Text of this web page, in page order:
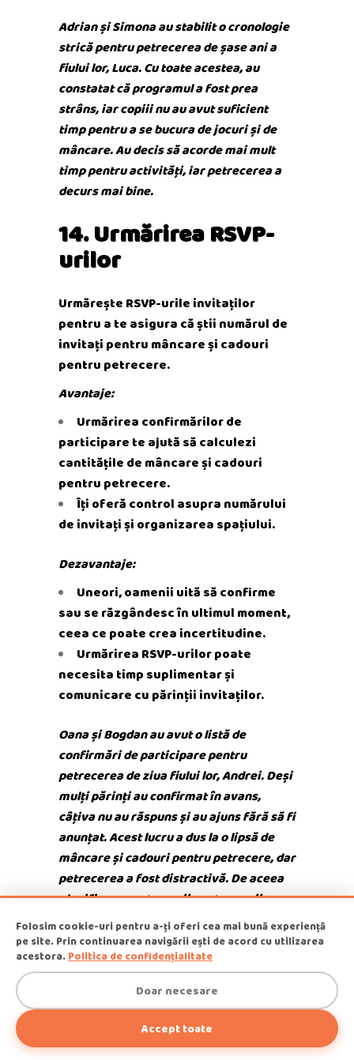
Adrian și Simona au stabilit o cronologie
strică pentru petrecerea de șase ani a
fiului lor, Luca. Cu toate acestea, au
constatat că programul a fost prea
strâns, iar copiii nu au avut suficient
timp pentru a se bucura de jocuri și de
mâncare. Au decis să acorde mai mult
timp pentru activități, iar petrecerea a
decurs mai bine.
14. Urmărirea RSVP-
urilor
Urmărește RSVP-urile invitaților
pentru a te asigura că știi numărul de
invitați pentru mâncare și cadouri
pentru petrecere.
Avantaje:
Urmărirea confirmărilor de
participare te ajută să calculezi
cantitățile de mâncare și cadouri
pentru petrecere.
Îți oferă control asupra numărului
de invitați și organizarea spațiului.
Dezavantaje:
Uneori, oamenii uită să confirme
sau se răzgândesc în ultimul moment,
ceea ce poate crea incertitudine.
Urmărirea RSVP-urilor poate
necesita timp suplimentar și
comunicare cu părinții invitaților.
Oana și Bogdan au avut o listă de
confirmări de participare pentru
petrecerea de ziua fiului lor, Andrei. Deși
mulți părinți au confirmat în avans,
câțiva nu au răspuns și au ajuns fără să fi
anunțat. Acest lucru a dus la o lipsă de
mâncare și cadouri pentru petrecere, dar
petrecerea a fost distractivă. De aceea
planificarea petrecerii pentru copii
trebuie facuta din timp!
15. Carduri de
mulțumire
Pregătește carduri de mulțumire
pentru a vă exprima recunoștința față
Folosim cookie-uri pentru a-ți oferi cea mai bună experiență
pe site. Prin continuarea navigării ești de acord cu utilizarea
acestora. Politica de confidențialitate
Doar necesare
Accept toate
Suna Acum
Online acum
Bună!